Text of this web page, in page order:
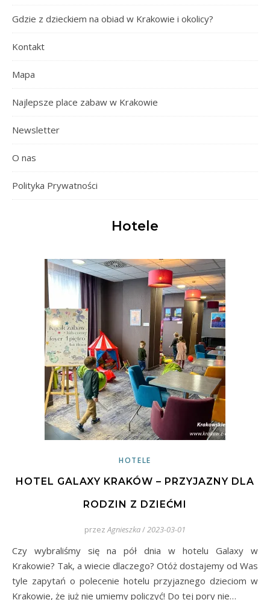
Gdzie z dzieckiem na obiad w Krakowie i okolicy?
Kontakt
Mapa
Najlepsze place zabaw w Krakowie
Newsletter
O nas
Polityka Prywatności
Hotele
HOTELE
HOTEL GALAXY KRAKÓW – PRZYJAZNY DLA
RODZIN Z DZIEĆMI
przez Agnieszka/2023-03-01
Czy wybraliśmy się na pół dnia w hotelu Galaxy w
Krakowie? Tak, a wiecie dlaczego? Otóż dostajemy od Was
tyle zapytań o polecenie hotelu przyjaznego dzieciom w
Krakowie, że już nie umiemy policzyć! Do tej pory nie…